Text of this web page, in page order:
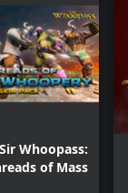
Sir Whoopass:
of Mass